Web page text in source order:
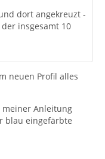
dort angekreuzt -
insgesamt 10
neuen Profil alles
meiner Anleitung
blau eingefärbte